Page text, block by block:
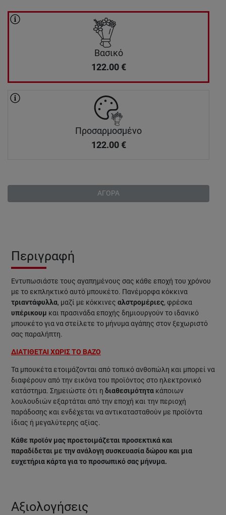
Βασικό
122.00 €
Προσαρμοσμένο
122.00 €
ΑΓΟΡΑ
Περιγραφή
Εντυπωσιάστε τους αγαπημένους σας κάθε εποχή του χρόνου
με το εκπληκτικό αυτό μπουκέτο. Πανέμορφα κόκκινα
τριαντάφυλλα, μαζί με κόκκινες αλστρομέριες, φρέσκα
υπέρικουμ και πρασινάδα εποχής δημιουργούν το ιδανικό
μπουκέτο για να στείλετε το μήνυμα αγάπης στον ξεχωριστό
σας παραλήπτη.
ΔΙΑΤΙΘΕΤΑΙ ΧΩΡΙΣ ΤΟ ΒΑΖΟ
Τα μπουκέτα ετοιμάζονται από τοπικό ανθοπώλη και μπορεί να
διαφέρουν από την εικόνα του προϊόντος στο ηλεκτρονικό
κατάστημα. Σημειώστε ότι η διαθεσιμότητα κάποιων
λουλουδιών εξαρτάται από την εποχή και την περιοχή
παράδοσης και ενδέχεται να αντικατασταθούν με προϊόντα
ίδιας ή μεγαλύτερης αξίας.
Κάθε προϊόν μας προετοιμάζεται προσεκτικά και
παραδίδεται με την ανάλογη συσκευασία δώρου και μια
ευχετήρια κάρτα για το προσωπικό σας μήνυμα.
Αξιολογήσεις